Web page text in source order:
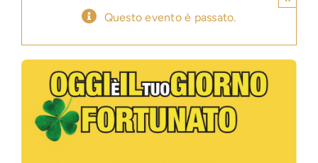
Login
Questo evento è passato.